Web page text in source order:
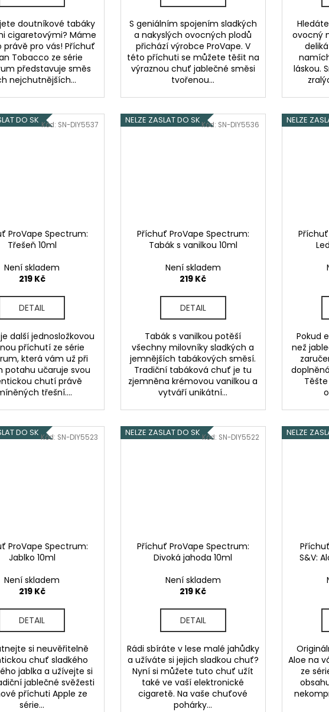
doutníkové tabáky
cigaretovými? Máme
právě pro vás! Příchuť
Tobacco ze série
představuje směs
nejchutnějších...
S geniálním spojením sladkých
a nakyslých ovocných plodů
přichází výrobce ProVape. V
této příchuti se můžete těšit na
výraznou chuť jablečné směsi
tvořenou...
ovocný
láskou.
DO SK
ProVape Spectrum:
Třešeň 10ml
Není skladem
219 Kč
DETAIL
další jednosložkovou
příchutí ze série
která vám už při
potahu učaruje svou
chutí právě
třešní....
Kód: SN-DIY5537 NELZE ZASLAT DO SK
Příchuť ProVape Spectrum:
Tabák s vanilkou 10ml
Není skladem
219 Kč
DETAIL
Tabák s vanilkou potěší
všechny milovníky sladkých a
jemnějších tabákových směsí.
Tradiční tabáková chuť je tu
zjemněna krémovou vanilkou a
vytváří unikátní...
Kód: SN-DIY5536 NELZE
Pokud
než
DO SK
ProVape Spectrum:
Jablko 10ml
Není skladem
219 Kč
DETAIL
si neuvěřitelně
chuť sladkého
jablka a užívejte si
jablečné svěžesti
příchuti Apple ze
série...
Kód: SN-DIY5523 NELZE ZASLAT DO SK
Příchuť ProVape Spectrum:
Divoká jahoda 10ml
Není skladem
219 Kč
DETAIL
Rádi sbíráte v lese malé jahůdky
a užíváte si jejich sladkou chuť?
Nyní si můžete tuto chuť užít
také ve vaší elektronické
cigaretě. Na vaše chuťové
pohárky...
Kód: SN-DIY5522 NELZE
S&V:
Aloe na
ze